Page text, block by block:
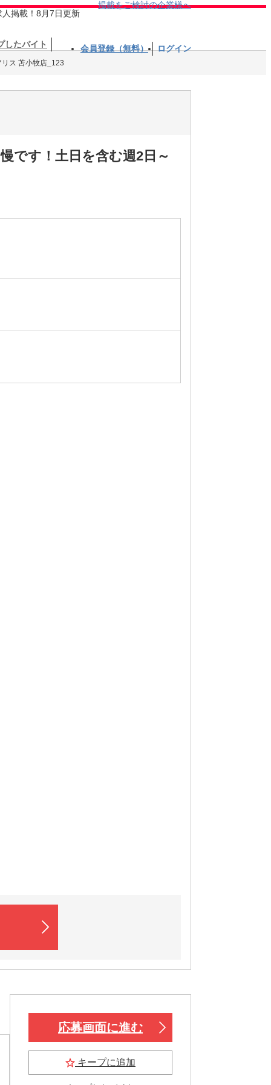
人掲載！8月7日更新
掲載をご検討の企業様へ
したバイト 会員登録（無料） ログイン
リス 苫小牧店_123
です！土日を含む週2日～
応募画面に進む
キープに追加